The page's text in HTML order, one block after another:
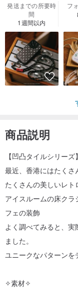
発送までの所要時
間
1週間以内
フ
商品説明
【凹凸タイルシリーズ】
最近、香港にはたくさ
たくさんの美しいレ
アイスルームの床ク
フェの装飾
よく調べてみると、
ました。
ユニークなパターン
✧素材✧